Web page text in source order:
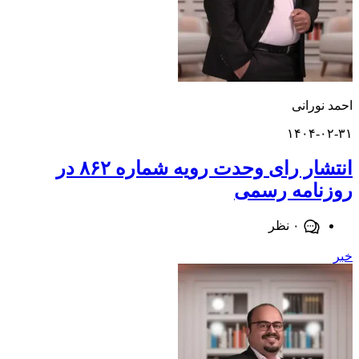
۳۱
انتشار رای وحدت رویه شماره ۸۶۲ در
رسمی
۰ نظر